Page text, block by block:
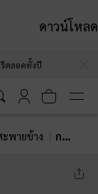
ตลอดทั้งปี
ะพายข้าง กระเป๋าสะพายไหล่พร้อมสายโซ่รุ่น Sue
ดาวน์โหลด